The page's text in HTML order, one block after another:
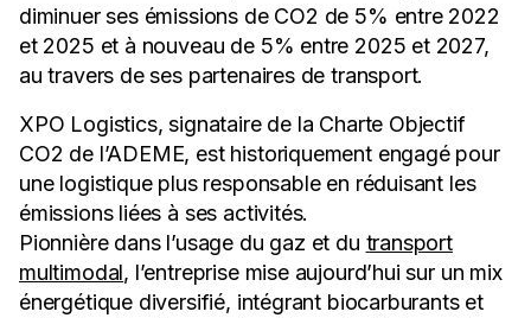
diminuer ses émissions de CO2 de 5% entre 2022
et 2025 et à nouveau de 5% entre 2025 et 2027,
au travers de ses partenaires de transport.
XPO Logistics, signataire de la Charte Objectif
CO2 de l’ADEME, est historiquement engagé pour
une logistique plus responsable en réduisant les
émissions liées à ses activités.
Pionnière dans l’usage du gaz et du transport
multimodal, l’entreprise mise aujourd’hui sur un mix
énergétique diversifié, intégrant biocarburants et